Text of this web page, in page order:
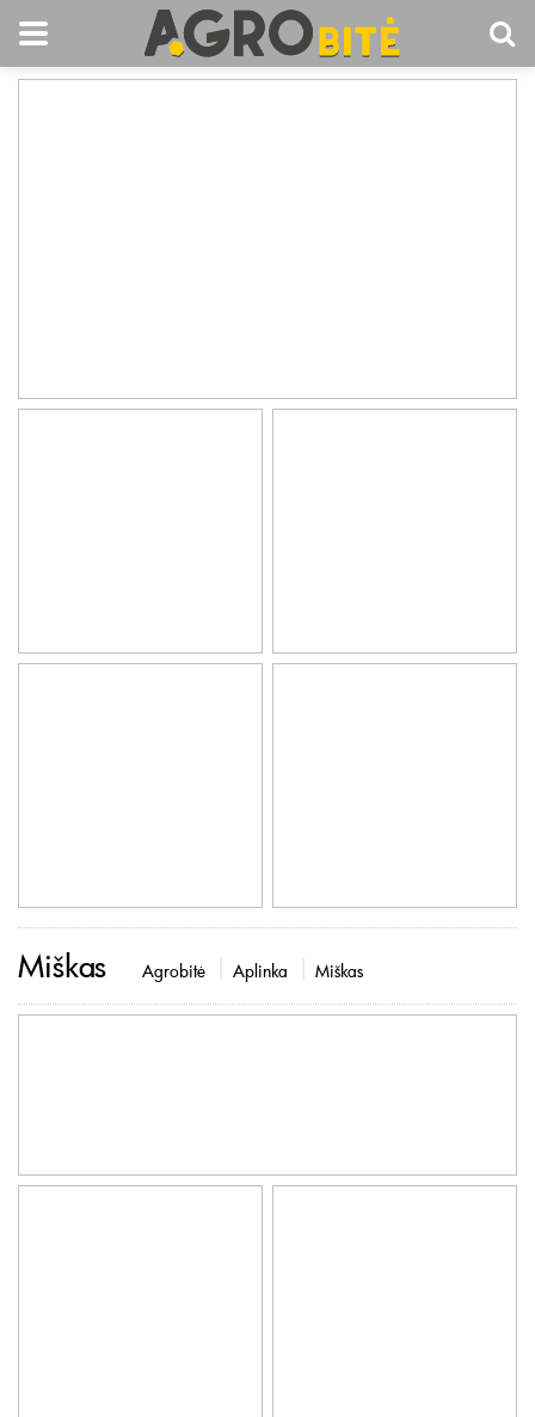
Miškas Agrobitė Aplinka Miškas